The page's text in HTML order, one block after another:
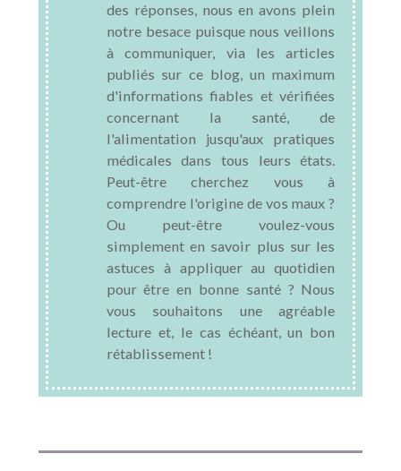
des réponses, nous en avons plein
notre besace puisque nous veillons
à communiquer, via les articles
publiés sur ce blog, un maximum
d'informations fiables et vérifiées
concernant la santé, de
l'alimentation jusqu'aux pratiques
médicales dans tous leurs états.
Peut-être cherchez vous à
comprendre l'origine de vos maux ?
Ou peut-être voulez-vous
simplement en savoir plus sur les
astuces à appliquer au quotidien
pour être en bonne santé ? Nous
vous souhaitons une agréable
lecture et, le cas échéant, un bon
rétablissement !